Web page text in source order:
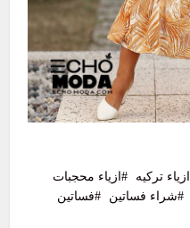
ازياء تركيه
ازياء محجبات
شراء فساتين
فساتين